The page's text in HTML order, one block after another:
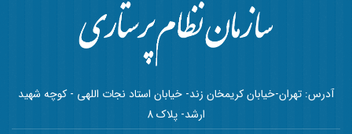
آدرس: تهران-خیابان کریمخان زند- خیابان استاد نجات اللهی - کوچه شهید
ارشد- پلاک 8